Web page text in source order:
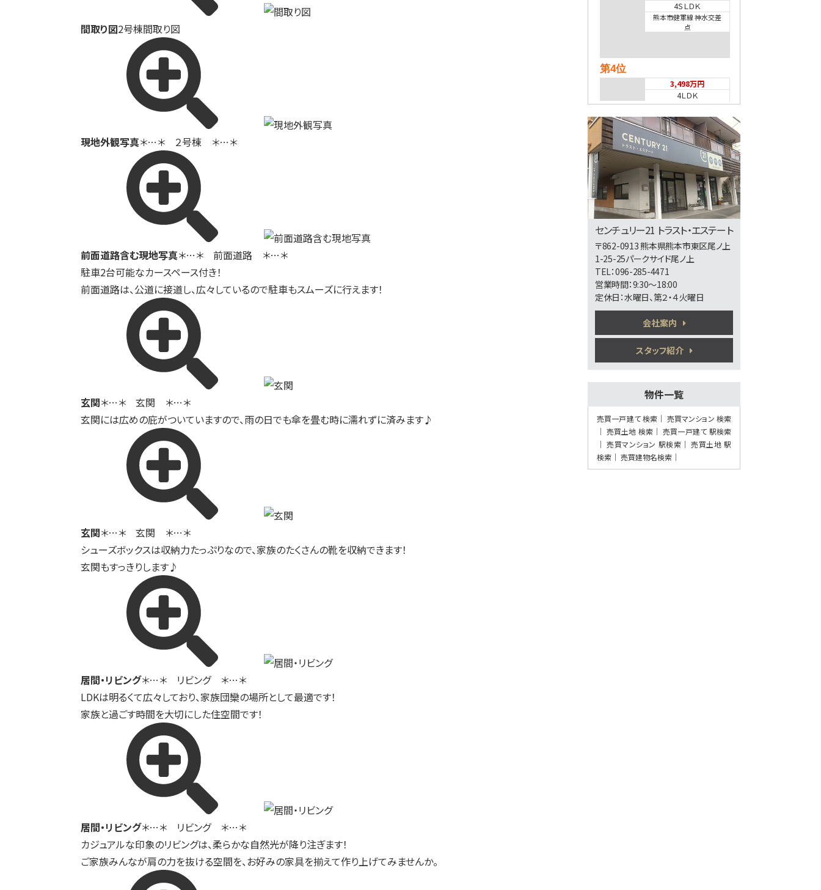
間取り図2号棟間取り図
現地外観写真＊…＊ ２号棟 ＊…＊
前面道路含む現地写真＊…＊ 前面道路 ＊…＊
駐車2台可能なカースペース付き！
前面道路は、公道に接道し、広々しているので駐車もスムーズに行えます！
玄関＊…＊ 玄関 ＊…＊
玄関には広めの庇がついていますので、雨の日でも傘を畳む時に濡れずに済みます♪
玄関＊…＊ 玄関 ＊…＊
シューズボックスは収納力たっぷりなので、家族のたくさんの靴を収納できます！
玄関もすっきりします♪
居間・リビング＊…＊ リビング ＊…＊
LDKは明るくて広々しており、家族団欒の場所として最適です！
家族と過ごす時間を大切にした住空間です！
居間・リビング＊…＊ リビング ＊…＊
カジュアルな印象のリビングは、柔らかな自然光が降り注ぎます！
ご家族みんなが肩の力を抜ける空間を、お好みの家具を揃えて作り上げてみませんか。
4ＳＬＤＫ
熊本市健軍線 神水交差
点
第4位
3,498万円
4ＬＤＫ
熊本市健軍線 健軍町
第5位
7,750万円
バス停 高平団地 停
第6位
2,598万円
4ＬＤＫ
2,280万円
4ＬＤＫ
熊本電気鉄道 須屋 徒歩7
分
4ＬＤＫ
健軍町駅
歩27分
5万円プレゼント実施中〈家電家具何でも
センチュリー21 トラスト・エステート
〒862-0913 熊本県熊本市東区尾ノ上
1-25-25パークサイド尾ノ上
TEL：096-285-4471
営業時間：9:30～18:00
定休日：水曜日、第２・４火曜日
会社案内
スタッフ紹介
物件一覧
売買一戸建て 検索
売買マンション 検索
売買土地 検索
売買一戸建て 駅検索
売買マンション 駅検索
売買土地 駅
検索
売買建物名検索